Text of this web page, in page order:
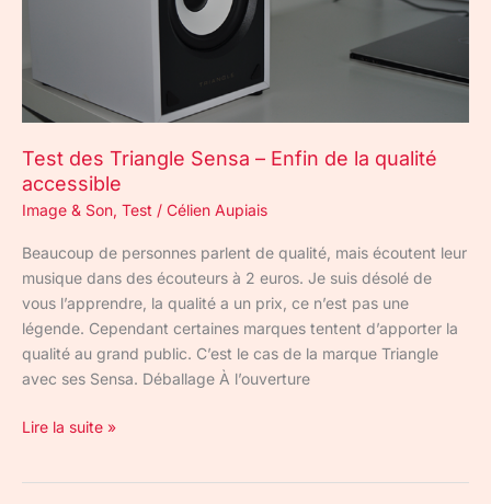
Test des Triangle Sensa – Enfin de la qualité
accessible
Image & Son, Test / Célien Aupiais
Beaucoup de personnes parlent de qualité, mais écoutent leur
musique dans des écouteurs à 2 euros. Je suis désolé de
vous l’apprendre, la qualité a un prix, ce n’est pas une
légende. Cependant certaines marques tentent d’apporter la
qualité au grand public. C’est le cas de la marque Triangle
avec ses Sensa. Déballage À l’ouverture
Lire la suite »